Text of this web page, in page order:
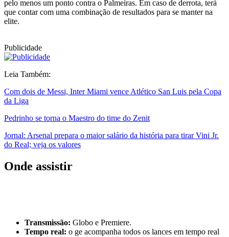
pelo menos um ponto contra o Palmeiras. Em caso de derrota, terá
que contar com uma combinação de resultados para se manter na
elite.
Publicidade
Leia Também:
Com dois de Messi, Inter Miami vence Atlético San Luis pela Copa
da Liga
Pedrinho se torna o Maestro do time do Zenit
Jornal: Arsenal prepara o maior salário da história para tirar Vini Jr.
do Real; veja os valores
Onde assistir
Transmissão: Globo e Premiere.
Tempo real: o ge acompanha todos os lances em tempo real